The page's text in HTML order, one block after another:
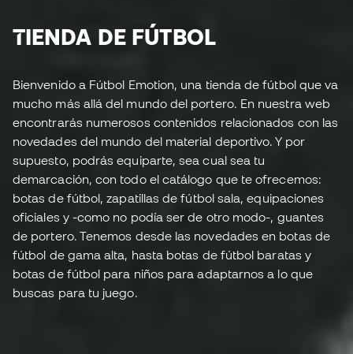
TIENDA DE FÚTBOL
Bienvenido a Fútbol Emotion, una tienda de fútbol que va
mucho más allá del mundo del portero. En nuestra web
encontrarás numerosos contenidos relacionados con las
novedades del mundo del material deportivo. Y por
supuesto, podrás equiparte, sea cual sea tu
demarcación, con todo el catálogo que te ofrecemos:
botas de fútbol, zapatillas de fútbol sala, equipaciones
oficiales y -como no podía ser de otro modo-, guantes
de portero. Tenemos desde las novedades en botas de
fútbol de gama alta, hasta botas de fútbol baratas y
botas de fútbol para niños para adaptarnos a lo que
buscas para tu juego.